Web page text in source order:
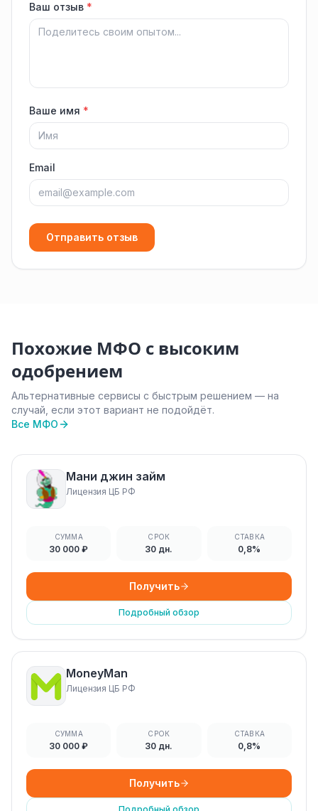
Ваш отзыв *
Ваше имя *
Email
Отправить отзыв
Похожие МФО с высоким
одобрением
Альтернативные сервисы с быстрым решением — на
случай, если этот вариант не подойдёт.
Все МФО
Мани джин займ
Лицензия ЦБ РФ
СУММА
30 000 ₽
СРОК
30 дн.
СТАВКА
0,8%
Получить
Подробный обзор
MoneyMan
Лицензия ЦБ РФ
СУММА
30 000 ₽
СРОК
30 дн.
СТАВКА
0,8%
Получить